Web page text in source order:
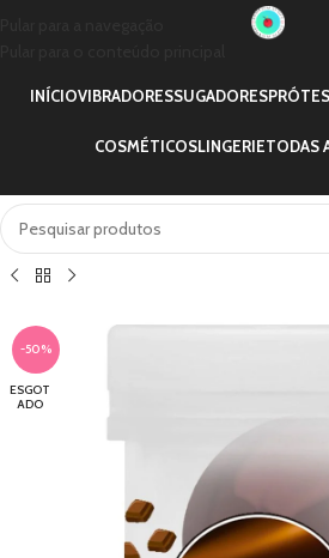
INÍCIOVIBRADORESSUGADORES
COSMÉTICOSLINGERIETODAS
-50%
ESGOT
ADO